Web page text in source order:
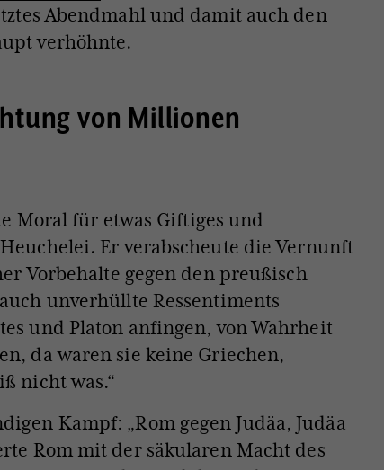
Abendmahl und damit auch den
verhöhnte.
von Millionen
Moral für etwas Giftiges und
Er verabscheute die Vernunft
Vorbehalte gegen den preußisch
unverhüllte Ressentiments
und Platon anfingen, von Wahrheit
da waren sie keine Griechen,
nicht was.“
Kampf: „Rom gegen Judäa, Judäa
Rom mit der säkularen Macht des